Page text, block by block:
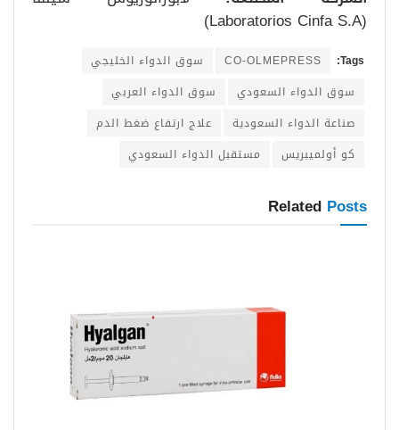
(Laboratorios Cinfa S.A)
Tags:
CO-OLMEPRESS
سوق الدواء الخليجي
سوق الدواء السعودي
سوق الدواء العربي
صناعة الدواء السعودية
علاج ارتفاع ضغط الدم
كو أولميبريس
مستقبل الدواء السعودي
Related Posts